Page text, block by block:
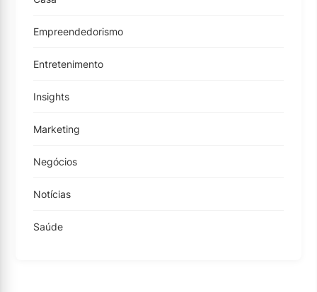
Empreendedorismo
Entretenimento
Insights
Marketing
Negócios
Notícias
Saúde